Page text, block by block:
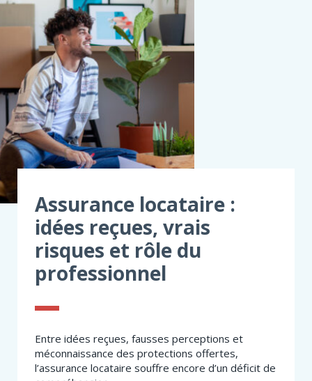
Assurance locataire :
idées reçues, vrais
risques et rôle du
professionnel
Entre idées reçues, fausses perceptions et
méconnaissance des protections offertes,
l’assurance locataire souffre encore d’un déficit de